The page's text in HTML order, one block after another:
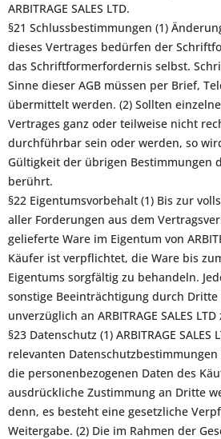
ARBITRAGE SALES LTD.
§21 Schlussbestimmungen (1)
dieses Vertrages bedürfen der
das Schriftformerfordernis selbst.
Sinne dieser AGB müssen per Brief,
übermittelt werden. (2) Sollten
Vertrages ganz oder teilweise nicht
durchführbar sein oder werden, so
Gültigkeit der übrigen Bestimmungen
berührt.
§22 Eigentumsvorbehalt (1) Bis zur
aller Forderungen aus dem
gelieferte Ware im Eigentum von
Käufer ist verpflichtet, die Ware bis
Eigentums sorgfältig zu behandeln.
sonstige Beeinträchtigung durch
unverzüglich an ARBITRAGE SALES
§23 Datenschutz (1) ARBITRAGE
relevanten
die personenbezogenen Daten des
ausdrückliche Zustimmung an Dritte
denn, es besteht eine gesetzliche
Weitergabe. (2) Die im Rahmen der